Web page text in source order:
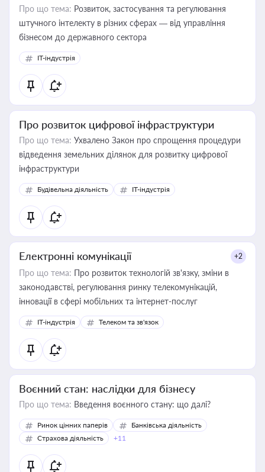
Про що тема: Розвиток, застосування та регулювання
штучного інтелекту в різних сферах — від управління
бізнесом до державного сектора
IT-індустрія
Про розвиток цифрової інфраструктури
Про що тема: Ухвалено Закон про спрощення процедури
відведення земельних ділянок для розвитку цифрової
інфраструктури
Будівельна діяльність IT-індустрія
Електронні комунікації +2
Про що тема: Про розвиток технологій зв'язку, зміни в
законодавстві, регулювання ринку телекомунікацій,
інновації в сфері мобільних та інтернет-послуг
IT-індустрія Телеком та зв'язок
Воєнний стан: наслідки для бізнесу
Про що тема: Введення воєнного стану: що далі?
Ринок цінних паперів
Банківська діяльність
Страхова діяльність
+11